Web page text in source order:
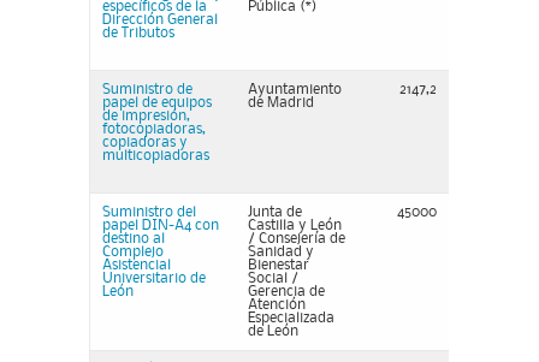
específicos de la
Dirección General
de Tributos
Pública (*)
Suministro de
papel de equipos
de impresión,
fotocopiadoras,
copiadoras y
multicopiadoras
Ayuntamiento
de Madrid
2147,2
Suministro del
papel DIN-A4 con
destino al
Complejo
Asistencial
Universitario de
León
Junta de
Castilla y León
/ Consejería de
Sanidad y
Bienestar
Social /
Gerencia de
Atención
Especializada
de León
45000